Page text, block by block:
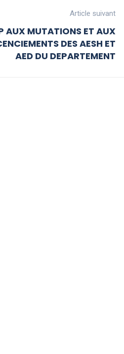
Article suivant
AUX MUTATIONS ET AUX
DES AESH ET
AED DU DEPARTEMENT